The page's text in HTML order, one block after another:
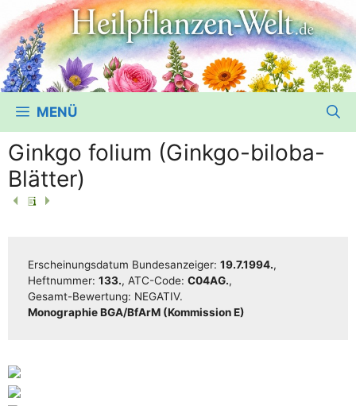
MENÜ
Ginkgo folium (Ginkgo-biloba-
Blätter)
Erschei­nungs­da­tum Bun­des­an­zei­ger: 19.7.1994.,
Heft­num­mer: 133., ATC-Code: C04AG.,
Gesamt-Bewer­­tung: NEGATIV.
Mono­gra­phie BGA/​​BfArM (Kom­mis­si­on E)